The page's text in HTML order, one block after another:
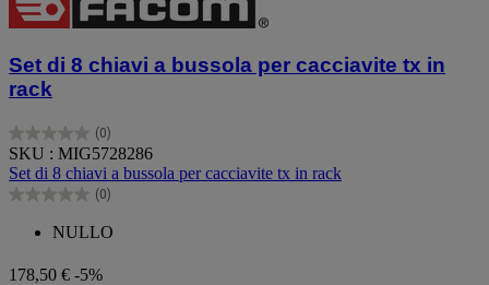
Set di 8 chiavi a bussola per cacciavite tx in
rack
(0)
0.0
su
5
stelle.
SKU : MIG5728286
Set di 8 chiavi a bussola per cacciavite tx in rack
(0)
0.0
NULLO
178,50 € -5%